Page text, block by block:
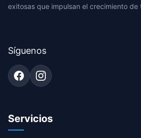
exitosas que impulsan el crecimiento de
Síguenos
Servicios